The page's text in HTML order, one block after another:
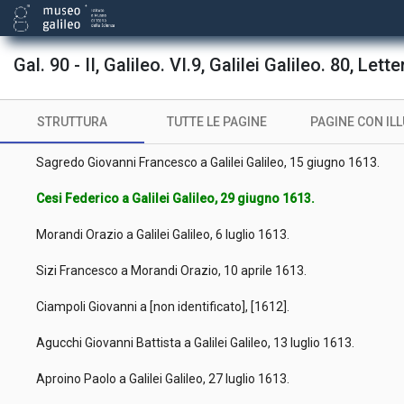
Gal. 90 - II, Galileo. VI.9, Galilei Galileo. 80,
STRUTTURA TUTTE LE PAGINE PAGINE CON
Bardi Giovanni a Galilei Galileo, 24 maggio 1613.
Cesi Federico a Galilei Galileo, 30 maggio 1613.
Agucchi Giovanni Battista a Galilei Galileo, 8 giugno 1613.
Sagredo Giovanni Francesco a Galilei Galileo, 15 giugno 1613.
Cesi Federico a Galilei Galileo, 29 giugno 1613.
Morandi Orazio a Galilei Galileo, 6 luglio 1613.
Sizi Francesco a Morandi Orazio, 10 aprile 1613.
Ciampoli Giovanni a [non identificato], [1612].
Agucchi Giovanni Battista a Galilei Galileo, 13 luglio 1613.
Aproino Paolo a Galilei Galileo, 27 luglio 1613.